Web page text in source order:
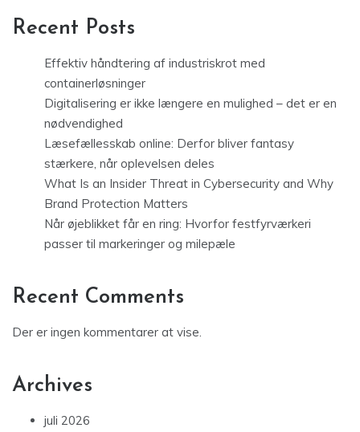
Recent Posts
Effektiv håndtering af industriskrot med
containerløsninger
Digitalisering er ikke længere en mulighed – det er en
nødvendighed
Læsefællesskab online: Derfor bliver fantasy
stærkere, når oplevelsen deles
What Is an Insider Threat in Cybersecurity and Why
Brand Protection Matters
Når øjeblikket får en ring: Hvorfor festfyrværkeri
passer til markeringer og milepæle
Recent Comments
Der er ingen kommentarer at vise.
Archives
juli 2026